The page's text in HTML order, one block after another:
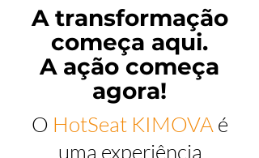
A transformação
começa aqui.
A ação começa
agora!
O HotSeat KIMOVA é
uma experiência